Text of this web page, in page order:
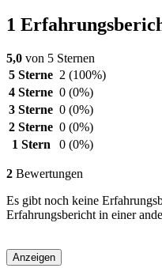
1
5,0 von 5 Sternen
5 Sterne 2 (100%)
4 Sterne 0 (0%)
3 Sterne 0 (0%)
2 Sterne 0 (0%)
1 Stern
0 (0%)
2 Bewertungen
Es gibt noch keine
Erfahrungsbericht in einer
Anzeigen